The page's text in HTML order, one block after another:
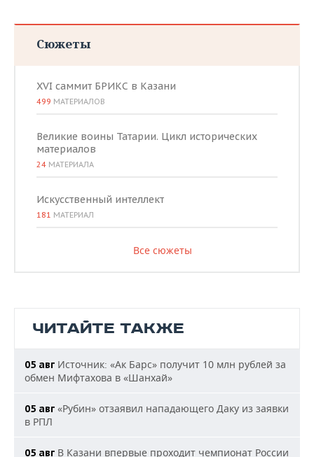
Сюжеты
XVI саммит БРИКС в Казани
499 МАТЕРИАЛОВ
Великие воины Татарии. Цикл исторических
материалов
24 МАТЕРИАЛА
Искусственный интеллект
181 МАТЕРИАЛ
Все сюжеты
ЧИТАЙТЕ ТАКЖЕ
05 авг Источник: «Ак Барс» получит 10 млн рублей за
обмен Мифтахова в «Шанхай»
05 авг «Рубин» отзаявил нападающего Даку из заявки
в РПЛ
05 авг В Казани впервые проходит чемпионат России